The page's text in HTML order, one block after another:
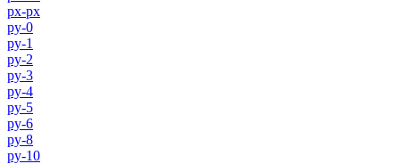
px-px
py-0
py-1
py-2
py-3
py-4
py-5
py-6
py-8
py-10